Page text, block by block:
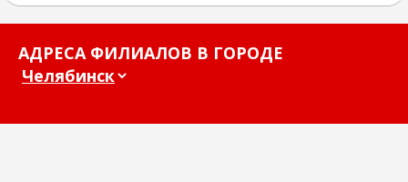
АДРЕСА ФИЛИАЛОВ В ГОРОДЕ